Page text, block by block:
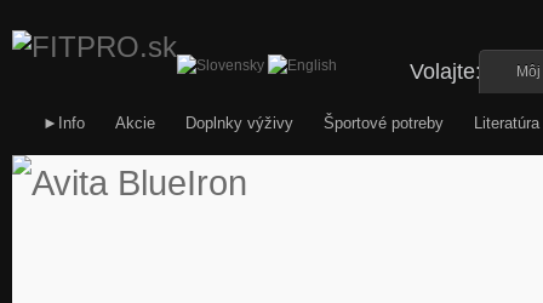
Volajte:
►Info Akcie Doplnky výživy Športové potreby Literatúra